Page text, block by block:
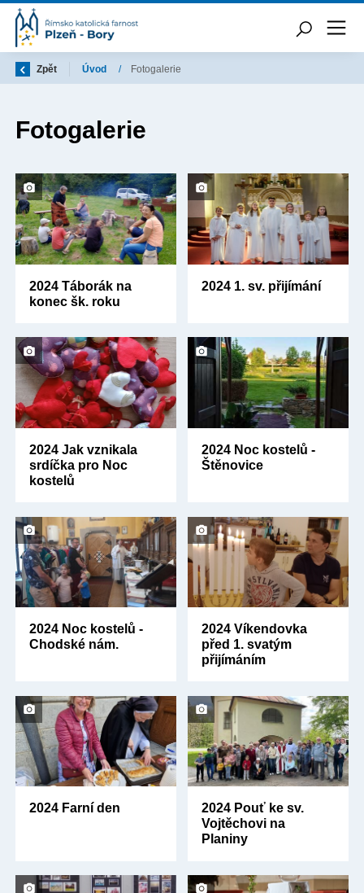
Zpět Úvod / Fotogalerie
Fotogalerie
2024 Táborák na
konec šk. roku
2024 1. sv. přijímání
2024 Jak vznikala
srdíčka pro Noc
kostelů
2024 Noc kostelů -
Štěnovice
2024 Noc kostelů -
Chodské nám.
2024 Víkendovka
před 1. svatým
přijímáním
2024 Farní den
2024 Pouť ke sv.
Vojtěchovi na
Planiny